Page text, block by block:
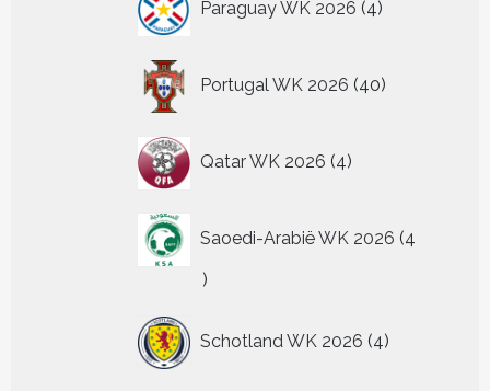
Paraguay WK 2026 4
producten
Portugal WK 2026 40
producten
Qatar WK 2026 4
producten
Saoedi-Arabië WK 2026 4
4
Schotland WK 2026 4
producten